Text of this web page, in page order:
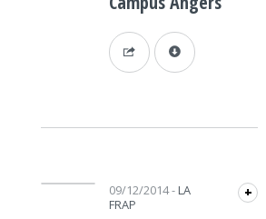
Lecteur audio 09/12/2014- LA
FRAP
+